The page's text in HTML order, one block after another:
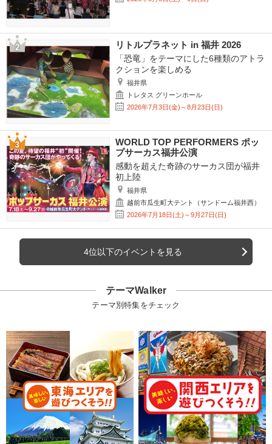
リトルプラネット in 福井 2026
「恐竜」をテーマにした6種類のアトラ
クションを楽しめる
福井県
トレタス グリーンホール
2026年7月3日(金)～8月23日(日)
WORLD TOP PERFORMERS ポッ
プサーカス福井公演
感動を超えた奇跡のサーカス団が福井
初上陸
福井県
越前市瓜生町大テント（サンドーム福井西）
2026年7月18日(土)～9月27日(日)
4位以下のイベントを見る
テーマWalker
テーマ別特集をチェック